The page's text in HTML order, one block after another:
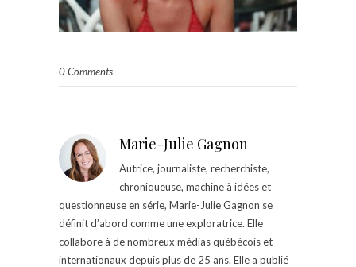
0 Comments
Marie-Julie Gagnon
Autrice, journaliste, recherchiste,
chroniqueuse, machine à idées et
questionneuse en série, Marie-Julie Gagnon se
définit d’abord comme une exploratrice. Elle
collabore à de nombreux médias québécois et
internationaux depuis plus de 25 ans. Elle a publié